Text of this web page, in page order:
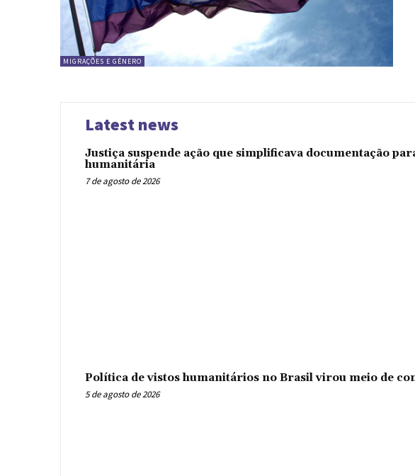
MIGRAÇÕES E GÊNERO
Latest news
Justiça suspende ação que simplificava documentação
humanitária
7 de agosto de 2026
Política de vistos humanitários no Brasil virou meio de
5 de agosto de 2026